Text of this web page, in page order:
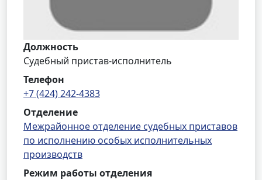
Должность
Судебный пристав-исполнитель
Телефон
+7 (424) 242-4383
Отделение
Межрайонное отделение судебных приставов
по исполнению особых исполнительных
производств
Режим работы отделения